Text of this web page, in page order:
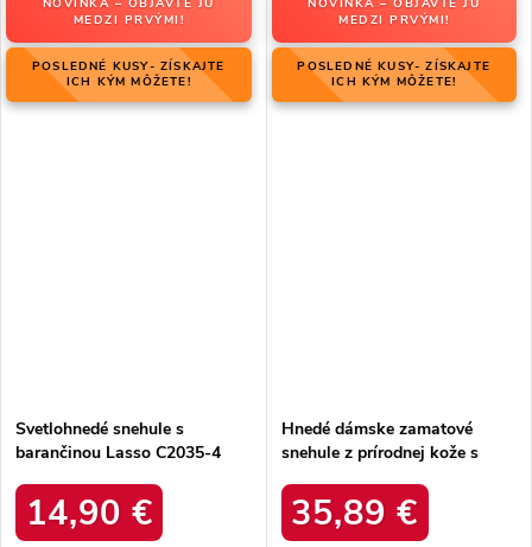
NOVINKA – OBJAVTE JU
MEDZI PRVÝMI!
POSLEDNÉ KUSY- ZÍSKAJTE
ICH KÝM MÔŽETE!
Svetlohnedé snehule s
barančinou Lasso C2035-4
14,90 €
NOVINKA – OBJAVTE JU
MEDZI PRVÝMI!
POSLEDNÉ KUSY- ZÍSKAJTE
ICH KÝM MÔŽETE!
Hnedé dámske zamatové
snehule z prírodnej kože s
produktu W5821 COFFEE
35,89 €